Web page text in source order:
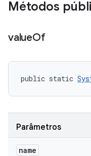
Métodos
valueOf
public static
Parâmetros
name